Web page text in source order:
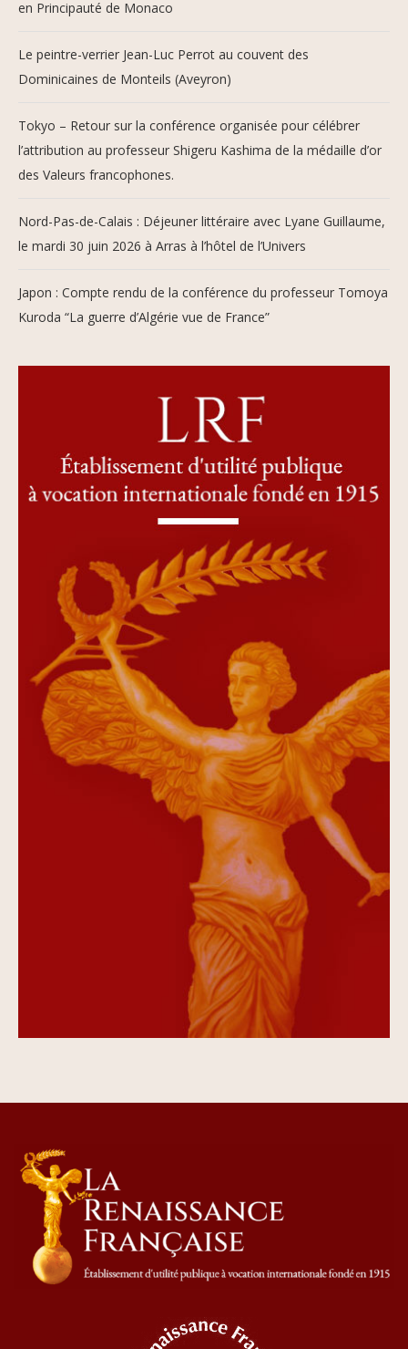
en Principauté de Monaco
Le peintre-verrier Jean-Luc Perrot au couvent des
Dominicaines de Monteils (Aveyron)
Tokyo – Retour sur la conférence organisée pour célébrer
l’attribution au professeur Shigeru Kashima de la médaille d’or
des Valeurs francophones.
Nord-Pas-de-Calais : Déjeuner littéraire avec Lyane Guillaume,
le mardi 30 juin 2026 à Arras à l’hôtel de l’Univers
Japon : Compte rendu de la conférence du professeur Tomoya
Kuroda “La guerre d’Algérie vue de France”